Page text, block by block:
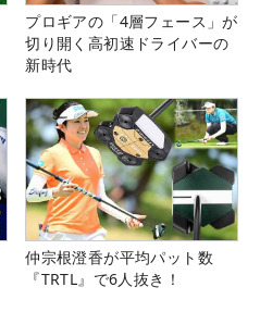
プロギアの「4層フェース」が
切り開く高初速ドライバーの
新時代
仲宗根澄香が平均パット数
『TRTL』で6人抜き！